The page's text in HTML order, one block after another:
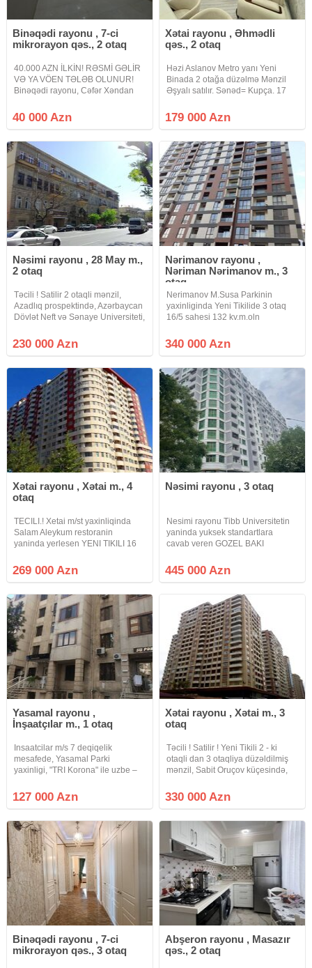
Binəqədi rayonu , 7-ci
mikrorayon qəs., 2 otaq
40.000 AZN İLKİN! RƏSMİ GƏLİR
VƏ YA VÖEN TƏLƏB OLUNUR!
Binəqədi rayonu, Cəfər Xəndan
kompleksində 2 otaq studio tipli
mənzil satışa çıxarılır. Mənzil yeni
40 000 Azn
Xətai rayonu , Əhmədli
qəs., 2 otaq
Həzi Aslanov Metro yanı Yeni
Binada 2 otağa düzəlmə Mənzil
Əşyalı satılır. Sənəd= Kupça. 17
Sahə=55 kv. Binada 2 Sürətli lift
həmçinin Yeraltı Parking
olunacaq.
179 000 Azn
Nəsimi rayonu , 28 May m.,
2 otaq
Təcili ! Satilir 2 otaqli mənzil,
Azadlıq prospektində, Azərbaycan
Dövlət Neft və Sənaye Universiteti,
" 28 May " metrosu yaxinliğinda.
Mərtəbə: 4/4. Eksperimental
230 000 Azn
Nərimanov rayonu ,
Nəriman Nərimanov m., 3
otaq
Nerimanov M.Susa Parkinin
yaxinliginda Yeni Tikilide 3 otaq
16/5 sahesi 132 kv.m.oln
yaxsi Proyekti var.Binanin gensi
heyeti ve Parkingi var.Butun
340 000 Azn
Xətai rayonu , Xətai m., 4
otaq
TECILI.! Xetai m/st yaxinliqinda
Salam Aleykum restoranin
yaninda yerlesen YENI TIKILI 16
mertebesinde TEMIRSIZ (POD
MAYAK) 4 otaqli menzil satilir
yerlesir MANSARD
269 000 Azn
Nəsimi rayonu , 3 otaq
Nesimi rayonu Tibb Universitetin
yaninda yuksek standartlara
cavab veren GOZEL BAKI
mertebenin 4-cu mertebesinde
sahesi 127 kv/m oplan tam
qazli kupcali
445 000 Azn
Yasamal rayonu ,
İnşaatçılar m., 1 otaq
Insaatcilar m/s 7 deqiqelik
mesafede, Yasamal Parki
yaxinligi, "TRI Korona" ile uzbe –
30 kv m olan 1 otaqli menzil satilir.
Mertebe 5/3, orta blok, orta temir,
127 000 Azn
Xətai rayonu , Xətai m., 3
otaq
Təcili ! Satilir ! Yeni Tikili 2 - ki
otaqli dan 3 otaqliya düzəldilmiş
mənzil, Sabit Oruçov küçesində,
metrosu yaxınlığında. Mərtəbə:
20/8. Ümumi sahəsi: 88 kv.m. Əla
330 000 Azn
Binəqədi rayonu , 7-ci
mikrorayon qəs., 3 otaq
Abşeron rayonu , Masazır
qəs., 2 otaq